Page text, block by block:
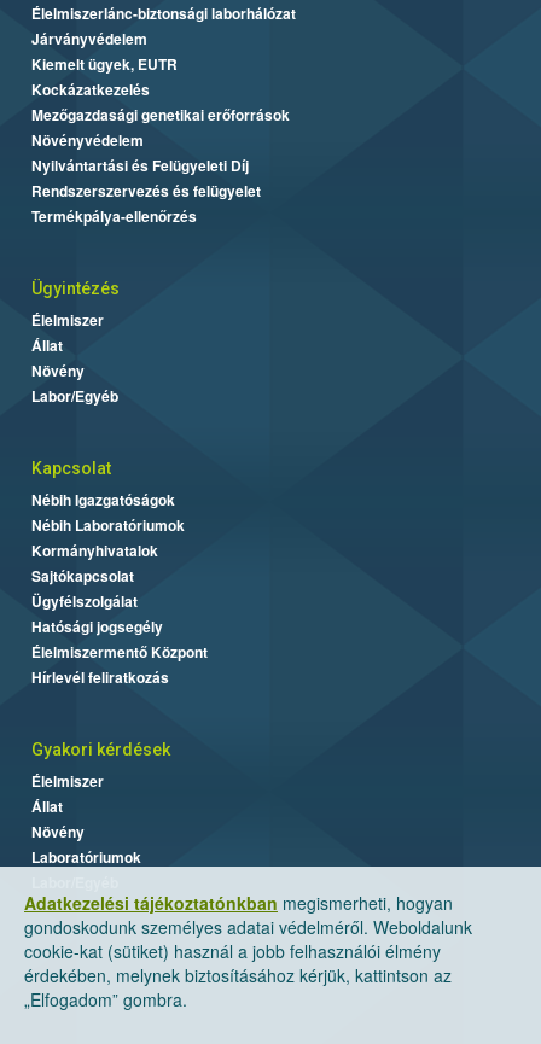
Adatkezelési tájékoztatónkban megismerheti, hogyan
gondoskodunk személyes adatai védelméről. Weboldalunk
cookie-kat (sütiket) használ a jobb felhasználói élmény
érdekében, melynek biztosításához kérjük, kattintson az
„Elfogadom” gombra.
Élelmiszerlánc-biztonsági laborhálózat
Járványvédelem
Kiemelt ügyek, EUTR
Kockázatkezelés
Mezőgazdasági genetikai erőforrások
Növényvédelem
Nyilvántartási és Felügyeleti Díj
Rendszerszervezés és felügyelet
Termékpálya-ellenőrzés
Ügyintézés
Élelmiszer
Állat
Növény
Labor/Egyéb
Kapcsolat
Nébih Igazgatóságok
Nébih Laboratóriumok
Kormányhivatalok
Sajtókapcsolat
Ügyfélszolgálat
Hatósági jogsegély
Élelmiszermentő Központ
Hírlevél feliratkozás
Gyakori kérdések
Élelmiszer
Állat
Növény
Laboratóriumok